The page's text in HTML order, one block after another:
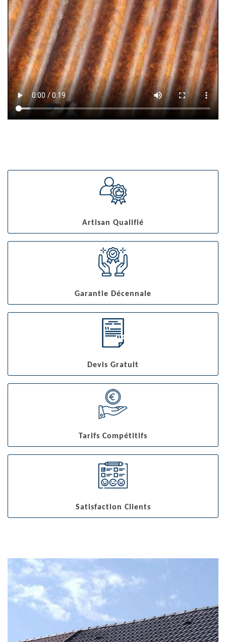
Artisan Qualifié
Garantie Décennale
Devis Gratuit
Tarifs Compétitifs
Satisfaction Clients